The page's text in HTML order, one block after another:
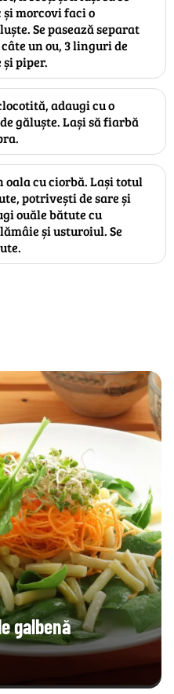
și morcovi faci o
Se pasează separat
un ou, 3 linguri de
piper.
adaugi cu o
găluște. Lași să fiarbă
oala cu ciorbă. Lași totul
potrivești de sare și
ouăle bătute cu
și usturoiul. Se
galbenă